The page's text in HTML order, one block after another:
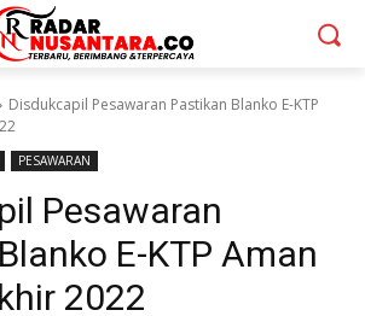
Disdukcapil Pesawaran Pastikan Blanko E-KTP
PESAWARAN
Pesawaran
E-KTP Aman
2022